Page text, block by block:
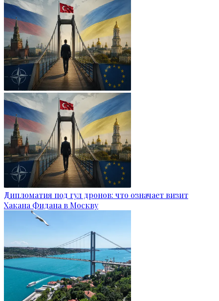
Дипломатия под гул дронов: что означает визит
Хакана Фидана в Москву